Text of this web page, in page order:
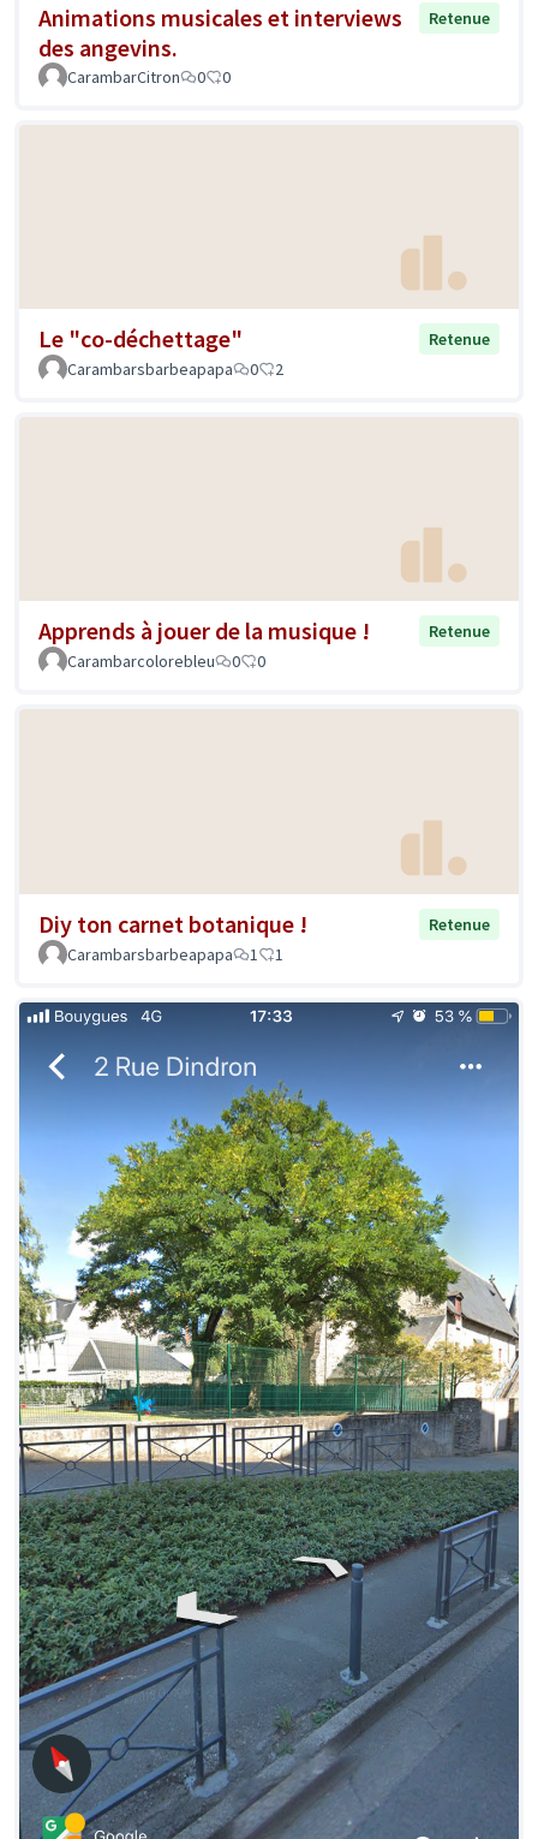
Animations musicales et interviews
des angevins.
Retenue
CarambarCitron 0 0
Le "co-déchettage"
Retenue
Carambarsbarbeapapa
0 2
Apprends à jouer de la musique !
Retenue
Carambarcolorebleu
0 0
Diy ton carnet botanique !
Retenue
Carambarsbarbeapapa
1 1